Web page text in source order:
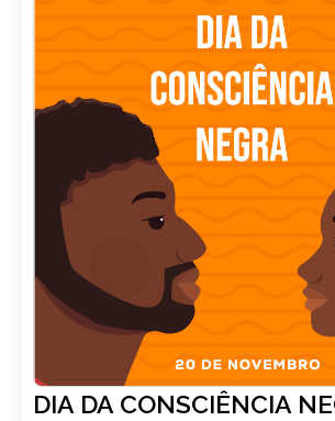
Autor: Gênios Gestão escolar
27, novembro
LER ARTIGO
DIA DA CONSCIÊNCIA